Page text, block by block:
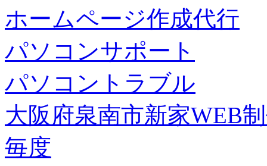
ホームページ作成代行
パソコンサポート
パソコントラブル
大阪府泉南市新家WEB
毎度